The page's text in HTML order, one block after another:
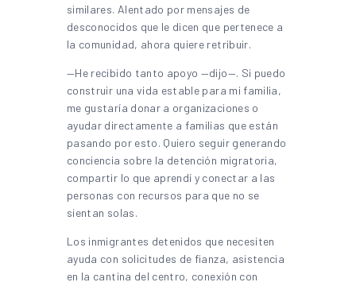
similares. Alentado por mensajes de
desconocidos que le dicen que pertenece a
la comunidad, ahora quiere retribuir.
—He recibido tanto apoyo —dijo—. Si puedo
construir una vida estable para mi familia,
me gustaría donar a organizaciones o
ayudar directamente a familias que están
pasando por esto. Quiero seguir generando
conciencia sobre la detención migratoria,
compartir lo que aprendí y conectar a las
personas con recursos para que no se
sientan solas.
Los inmigrantes detenidos que necesiten
ayuda con solicitudes de fianza, asistencia
en la cantina del centro, conexión con